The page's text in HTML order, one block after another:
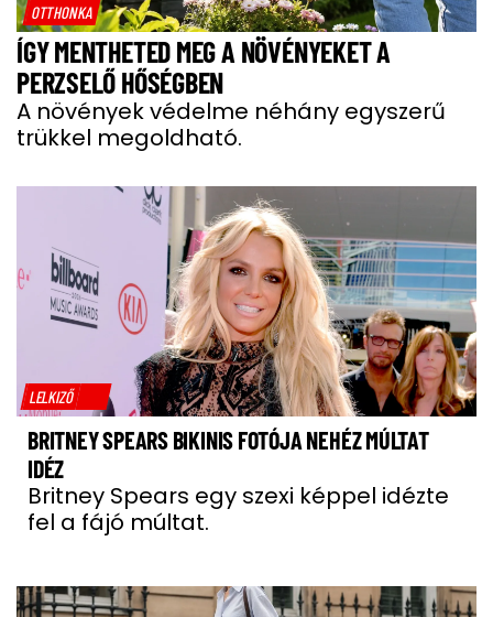
OTTHONKA
ÍGY MENTHETED MEG A NÖVÉNYEKET A
PERZSELŐ HŐSÉGBEN
A növények védelme néhány egyszerű
trükkel megoldható.
LELKIZŐ
BRITNEY SPEARS BIKINIS FOTÓJA NEHÉZ MÚLTAT
IDÉZ
Britney Spears egy szexi képpel idézte
fel a fájó múltat.